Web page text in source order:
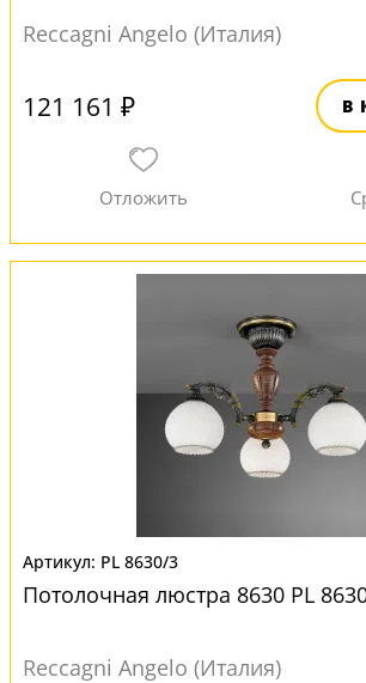
Reccagni Angelo (Италия)
121 161 ₽ В
PL 8630/3
Потолочная люстра 8630 PL
Reccagni Angelo (Италия)